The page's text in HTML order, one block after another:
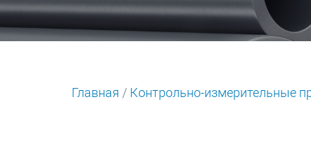
Главная / Контрольно-измерительные